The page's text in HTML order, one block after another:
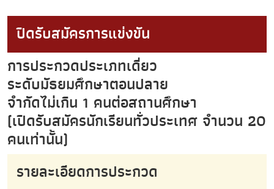
ปิดรับสมัครการแข่งขัน
การประกวดประเภทเดี่ยว
ระดับมัธยมศึกษาตอนปลาย
จำกัดไม่เกิน 1 คนต่อสถานศึกษา
(เปิดรับสมัครนักเรียนทั่วประเทศ จำนวน 20
คนเท่านั้น)
รายละเอียดการประกวด